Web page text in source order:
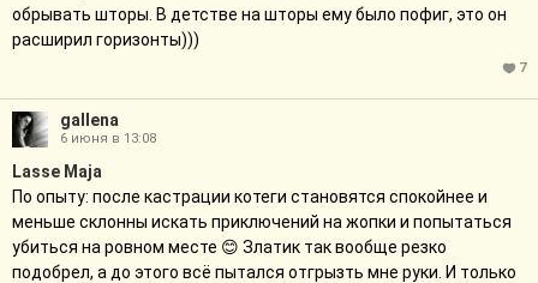
обрывать шторы. В детстве на шторы ему было пофиг, это он
расширил горизонты)))
7
gallena
6 июня в 13:08
Lasse Maja
По опыту: после кастрации котеги становятся спокойнее и
меньше склонны искать приключений на жопки и попытаться
убиться на ровном месте 😊 Златик так вообще резко
подобрел, а до этого всё пытался отгрызть мне руки. И только